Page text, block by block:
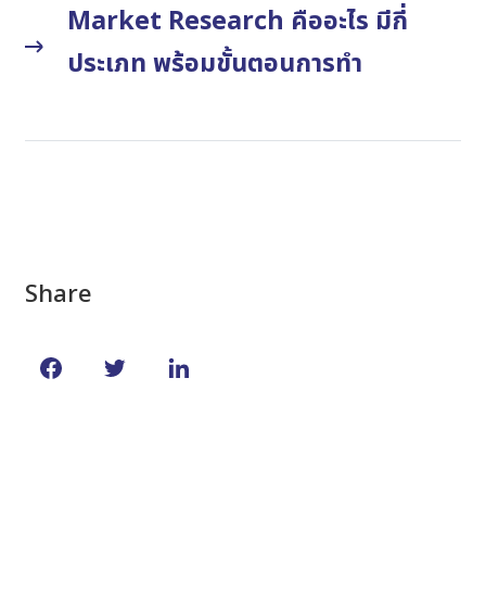
Market Research คืออะไร มีกี่
ประเภท พร้อมขั้นตอนการทำ
Share